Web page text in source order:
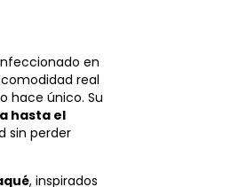
en
real
hace único. Su
hasta el
sin perder
, inspirados